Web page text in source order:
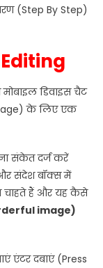
(Step By Step)
डिवाइस चैट
के लिए एक
संकेत दर्ज करें
संदेश बॉक्स में
चाहते हैं और यह कैसे
image)
एंटर दबाएं (Press